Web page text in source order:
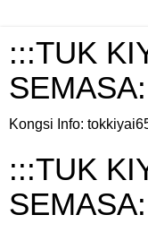
:::TUK
Kongsi Info:
:::TUK